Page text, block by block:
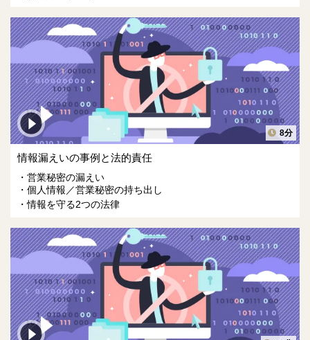
8分
情報漏えいの事例と法的責任
営業秘密の漏えい
個人情報／営業秘密の持ち出し
情報を守る2つの法律